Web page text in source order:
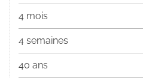
4 mois
4 semaines
40 ans